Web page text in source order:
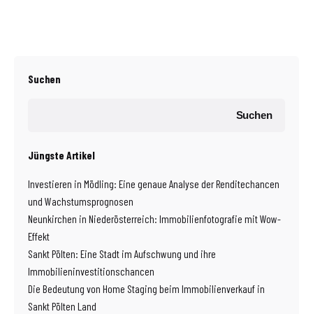
Suchen
Suchen
Jüngste Artikel
Investieren in Mödling: Eine genaue Analyse der Renditechancen
und Wachstumsprognosen
Neunkirchen in Niederösterreich: Immobilienfotografie mit Wow-
Effekt
Sankt Pölten: Eine Stadt im Aufschwung und ihre
Immobilieninvestitionschancen
Die Bedeutung von Home Staging beim Immobilienverkauf in
Sankt Pölten Land